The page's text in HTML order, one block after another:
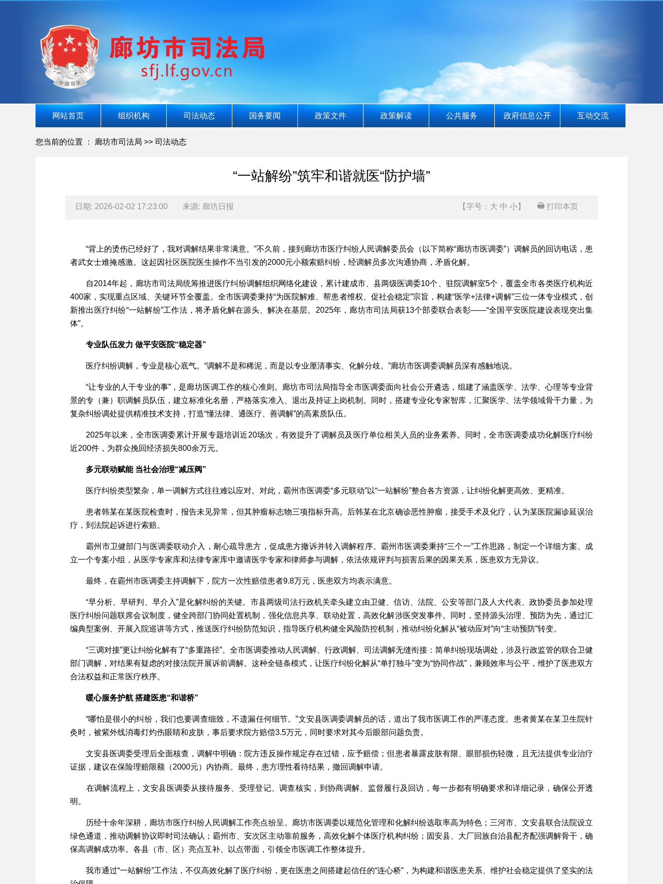
网站首页 组织机构 司法动态 国务要闻 政策文件 政策解读 公共服务 政府信息公开 互动交流
您当前的位置 ： 廊坊市司法局 >> 司法动态
“一站解纷”筑牢和谐就医“防护墙”
日期: 2026-02-02 17:23:00 来源: 廊坊日报 【字号： 大 中 小】 打印本页
“背上的烫伤已经好了，我对调解结果非常满意。”不久前，接到廊坊市医疗纠纷人民调解委员会（以下简称“廊坊市医调委”）调解员的回访电话，患
者武女士难掩感激。这起因社区医院医生操作不当引发的2000元小额索赔纠纷，经调解员多次沟通协商，矛盾化解。
自2014年起，廊坊市司法局统筹推进医疗纠纷调解组织网络化建设，累计建成市、县两级医调委10个、驻院调解室5个，覆盖全市各类医疗机构近
400家，实现重点区域、关键环节全覆盖。全市医调委秉持“为医院解难、帮患者维权、促社会稳定”宗旨，构建“医学+法律+调解”三位一体专业模式，创
新推出医疗纠纷“一站解纷”工作法，将矛盾化解在源头、解决在基层。2025年，廊坊市司法局获13个部委联合表彰——“全国平安医院建设表现突出集
体”。
专业队伍发力 做平安医院“稳定器”
医疗纠纷调解，专业是核心底气。“调解不是和稀泥，而是以专业厘清事实、化解分歧。”廊坊市医调委调解员深有感触地说。
“让专业的人干专业的事”，是廊坊医调工作的核心准则。廊坊市司法局指导全市医调委面向社会公开遴选，组建了涵盖医学、法学、心理等专业背
景的专（兼）职调解员队伍，建立标准化名册，严格落实准入、退出及持证上岗机制。同时，搭建专业化专家智库，汇聚医学、法学领域骨干力量，为
复杂纠纷调处提供精准技术支持，打造“懂法律、通医疗、善调解”的高素质队伍。
2025年以来，全市医调委累计开展专题培训近20场次，有效提升了调解员及医疗单位相关人员的业务素养。同时，全市医调委成功化解医疗纠纷
近200件，为群众挽回经济损失800余万元。
多元联动赋能 当社会治理“减压阀”
医疗纠纷类型繁杂，单一调解方式往往难以应对。对此，霸州市医调委“多元联动”以“一站解纷”整合各方资源，让纠纷化解更高效、更精准。
患者韩某在某医院检查时，报告未见异常，但其肿瘤标志物三项指标升高。后韩某在北京确诊恶性肿瘤，接受手术及化疗，认为某医院漏诊延误治
疗，到法院起诉进行索赔。
霸州市卫健部门与医调委联动介入，耐心疏导患方，促成患方撤诉并转入调解程序。霸州市医调委秉持“三个一”工作思路，制定一个详细方案、成
立一个专案小组，从医学专家库和法律专家库中邀请医学专家和律师参与调解，依法依规评判与损害后果的因果关系，医患双方无异议。
最终，在霸州市医调委主持调解下，院方一次性赔偿患者9.8万元，医患双方均表示满意。
“早分析、早研判、早介入”是化解纠纷的关键。市县两级司法行政机关牵头建立由卫健、信访、法院、公安等部门及人大代表、政协委员参加处理
医疗纠纷问题联席会议制度，健全跨部门协同处置机制，强化信息共享、联动处置，高效化解涉医突发事件。同时，坚持源头治理、预防为先，通过汇
编典型案例、开展入院巡讲等方式，推送医疗纠纷防范知识，指导医疗机构健全风险防控机制，推动纠纷化解从“被动应对”向“主动预防”转变。
“三调对接”更让纠纷化解有了“多重路径”。全市医调委推动人民调解、行政调解、司法调解无缝衔接：简单纠纷现场调处，涉及行政监管的联合卫健
部门调解，对结果有疑虑的对接法院开展诉前调解。这种全链条模式，让医疗纠纷化解从“单打独斗”变为“协同作战”，兼顾效率与公平，维护了医患双方
合法权益和正常医疗秩序。
暖心服务护航 搭建医患“和谐桥”
“哪怕是很小的纠纷，我们也要调查细致，不遗漏任何细节。”文安县医调委调解员的话，道出了我市医调工作的严谨态度。患者黄某在某卫生院针
灸时，被紫外线消毒灯灼伤眼睛和皮肤，事后要求院方赔偿3.5万元，同时要求对其今后眼部问题负责。
文安县医调委受理后全面核查，调解中明确：院方违反操作规定存在过错，应予赔偿；但患者暴露皮肤有限、眼部损伤轻微，且无法提供专业治疗
证据，建议在保险理赔限额（2000元）内协商。最终，患方理性看待结果，撤回调解申请。
在调解流程上，文安县医调委从接待服务、受理登记、调查核实，到协商调解、监督履行及回访，每一步都有明确要求和详细记录，确保公开透
明。
历经十余年深耕，廊坊市医疗纠纷人民调解工作亮点纷呈。廊坊市医调委以规范化管理和化解纠纷选取率高为特色；三河市、文安县联合法院设立
绿色通道，推动调解协议即时司法确认；霸州市、安次区主动靠前服务，高效化解个体医疗机构纠纷；固安县、大厂回族自治县配齐配强调解骨干，确
保高调解成功率。各县（市、区）亮点互补、以点带面，引领全市医调工作整体提升。
我市通过“一站解纷”工作法，不仅高效化解了医疗纠纷，更在医患之间搭建起信任的“连心桥”，为构建和谐医患关系、维护社会稳定提供了坚实的法